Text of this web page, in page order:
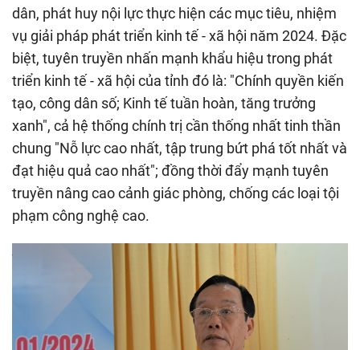
dân, phát huy nội lực thực hiện các mục tiêu, nhiệm
vụ giải pháp phát triển kinh tế - xã hội năm 2024. Đặc
biệt, tuyên truyền nhấn mạnh khẩu hiệu trong phát
triển kinh tế - xã hội của tỉnh đó là: "Chính quyền kiến
tạo, công dân số; Kinh tế tuần hoàn, tăng trưởng
xanh", cả hệ thống chính trị cần thống nhất tinh thần
chung "Nỗ lực cao nhất, tập trung bứt phá tốt nhất và
đạt hiệu quả cao nhất"; đồng thời đẩy mạnh tuyên
truyền nâng cao cảnh giác phòng, chống các loại tội
phạm công nghệ cao.